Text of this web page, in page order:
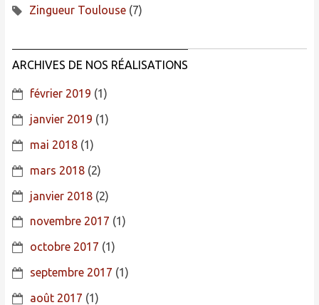
Zingueur Toulouse(7)
ARCHIVES DE NOS RÉALISATIONS
février 2019 (1)
janvier 2019 (1)
mai 2018(1)
mars 2018(2)
janvier 2018(2)
novembre 2017 (1)
octobre 2017 (1)
septembre 2017 (1)
août 2017 (1)